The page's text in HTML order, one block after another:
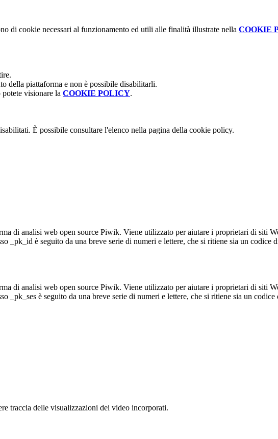
di cookie necessari al funzionamento ed utili alle finalità illustrate nella COOKIE
della piattaforma e non è possibile disabilitarli.
visionare la COOKIE POLICY.
È possibile consultare l'elenco nella pagina della cookie policy.
di analisi web open source Piwik. Viene utilizzato per aiutare i proprietari di siti
_pk_id è seguito da una breve serie di numeri e lettere, che si ritiene sia un
di analisi web open source Piwik. Viene utilizzato per aiutare i proprietari di siti
_pk_ses è seguito da una breve serie di numeri e lettere, che si ritiene sia un
traccia delle visualizzazioni dei video incorporati.